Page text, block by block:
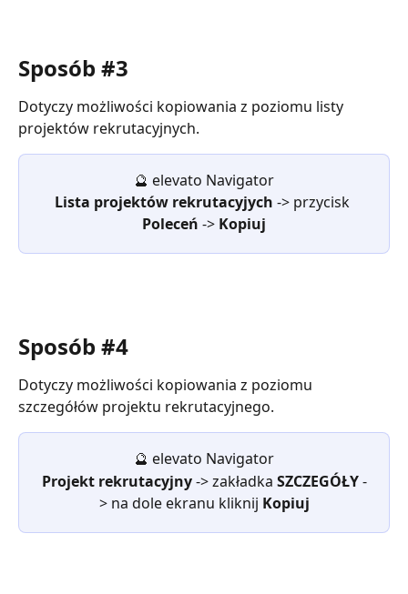
Sposób #3
Dotyczy możliwości kopiowania z poziomu listy
projektów rekrutacyjnych.
🔮 elevato Navigator
Lista projektów rekrutacyjych -> przycisk
Poleceń -> Kopiuj
Sposób #4
Dotyczy możliwości kopiowania z poziomu
szczegółów projektu rekrutacyjnego.
🔮 elevato Navigator
Projekt rekrutacyjny -> zakładka SZCZEGÓŁY -
> na dole ekranu kliknij Kopiuj